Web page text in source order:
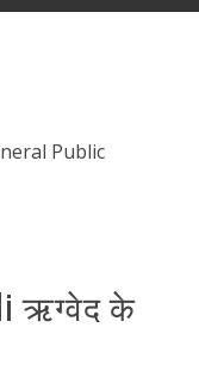
Public
ऋग्वेद के